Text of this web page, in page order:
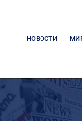
НОВОСТИ